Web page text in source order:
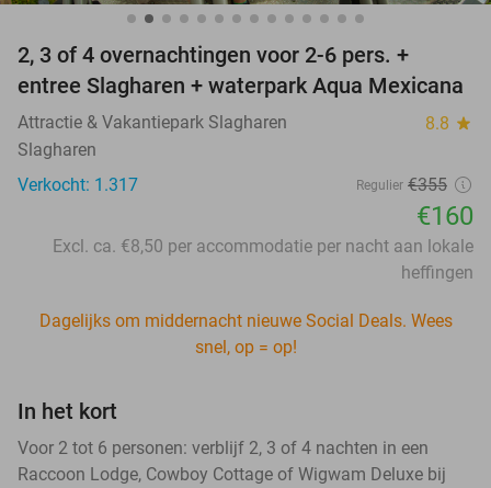
2, 3 of 4 overnachtingen voor 2-6 pers. +
entree Slagharen + waterpark Aqua Mexicana
Attractie & Vakantiepark Slagharen 8.8 star
Slagharen
Verkocht: 1.317
Regulier €355
€160
Excl. ca. €8,50 per accommodatie per nacht aan lokale
heffingen
Dagelijks om middernacht nieuwe Social Deals. Wees
snel, op = op!
In het kort
Voor 2 tot 6 personen: verblijf 2, 3 of 4 nachten in een
Raccoon Lodge, Cowboy Cottage of Wigwam Deluxe bij